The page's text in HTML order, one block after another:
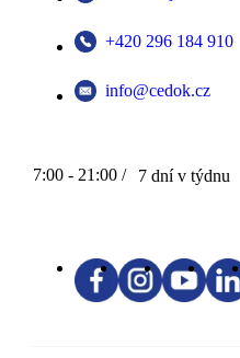
+420 296 184 910
info@cedok.cz
7:00 - 21:00 / 7 dní v týdnu